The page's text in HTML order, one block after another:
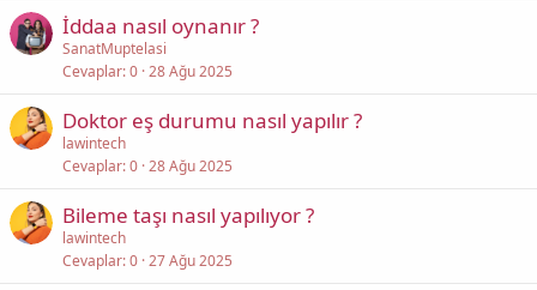
İddaa nasıl oynanır ?
SanatMuptelasi
Cevaplar 0 28 Ağu 2025
Doktor eş durumu nasıl yapılır ?
lawintech
Cevaplar 0 28 Ağu 2025
Bileme taşı nasıl yapılıyor ?
lawintech
Cevaplar 0 27 Ağu 2025